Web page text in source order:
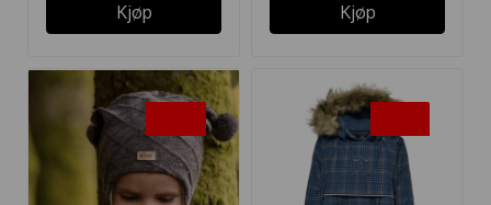
Kjøp Kjøp